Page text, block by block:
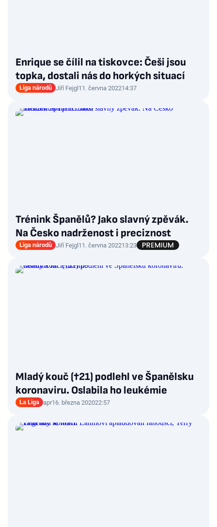
Enrique se čílil na tiskovce: Češi jsou
topka, dostali nás do horkých situací
Liga národů Jiří Fejgl11. června 202214:37
Trénink Španělů? Jako slavný zpěvák.
Na Česko nadrženost i preciznost
Liga národů Jiří Fejgl11. června 202213:23
Mladý kouč (†21) podlehl ve Španělsku
koronaviru. Oslabila ho leukémie
La Liga apr16. března 202022:57